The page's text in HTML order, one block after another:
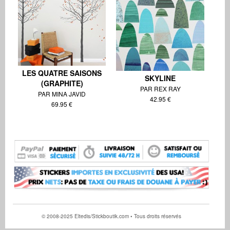
LES QUATRE SAISONS
(GRAPHITE)
PAR MINA JAVID
69.95 €
SKYLINE
PAR REX RAY
42.95 €
© 2008-2025 Eltedis/Stickboutik.com • Tous droits réservés